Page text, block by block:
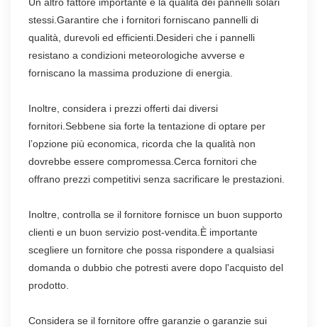
stessi.Garantire che i fornitori forniscano pannelli di
qualità, durevoli ed efficienti.Desideri che i pannelli
resistano a condizioni meteorologiche avverse e
forniscano la massima produzione di energia.
Inoltre, considera i prezzi offerti dai diversi
fornitori.Sebbene sia forte la tentazione di optare per
l’opzione più economica, ricorda che la qualità non
dovrebbe essere compromessa.Cerca fornitori che
offrano prezzi competitivi senza sacrificare le prestazioni.
Inoltre, controlla se il fornitore fornisce un buon supporto
clienti e un buon servizio post-vendita.È importante
scegliere un fornitore che possa rispondere a qualsiasi
domanda o dubbio che potresti avere dopo l'acquisto del
prodotto.
Considera se il fornitore offre garanzie o garanzie sui